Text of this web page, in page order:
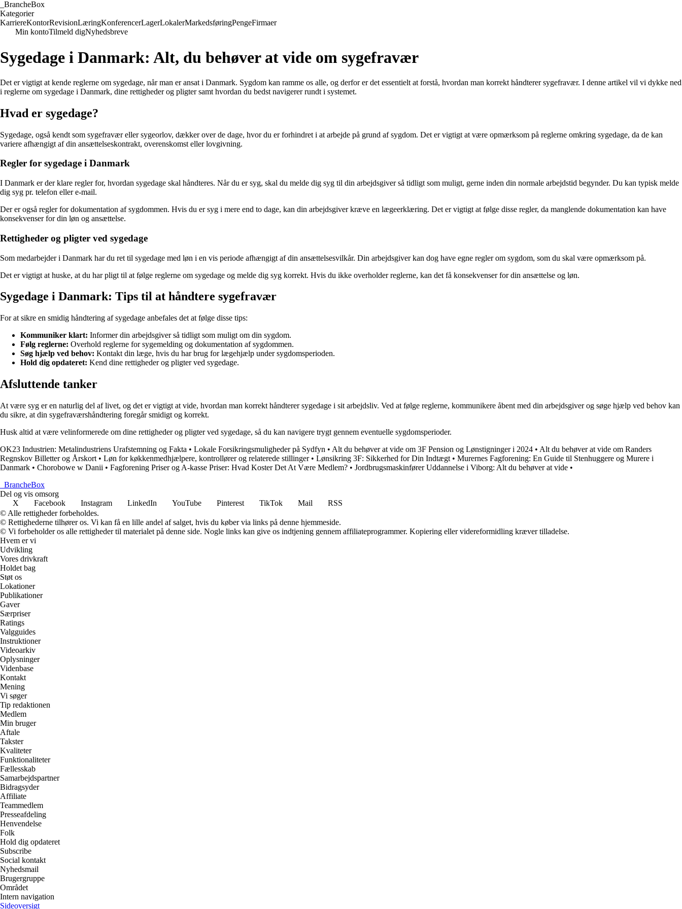
BrancheBox
Kategorier
KarriereKontorRevisionLæringKonferencerLagerLokalerMarkedsføringPengeFirmaer
Min kontoTilmeld digNyhedsbreve
Sygedage i Danmark: Alt, du behøver at vide om sygefravær
Det er vigtigt at kende reglerne om sygedage, når man er ansat i Danmark. Sygdom kan ramme os alle, og derfor er det essentielt at forstå, hvordan man korrekt håndterer sygefravær. I denne artikel vil vi dykke ned
i reglerne om sygedage i Danmark, dine rettigheder og pligter samt hvordan du bedst navigerer rundt i systemet.
Hvad er sygedage?
Sygedage, også kendt som sygefravær eller sygeorlov, dækker over de dage, hvor du er forhindret i at arbejde på grund af sygdom. Det er vigtigt at være opmærksom på reglerne omkring sygedage, da de kan
variere afhængigt af din ansættelseskontrakt, overenskomst eller lovgivning.
Regler for sygedage i Danmark
I Danmark er der klare regler for, hvordan sygedage skal håndteres. Når du er syg, skal du melde dig syg til din arbejdsgiver så tidligt som muligt, gerne inden din normale arbejdstid begynder. Du kan typisk melde
dig syg pr. telefon eller e-mail.
Der er også regler for dokumentation af sygdommen. Hvis du er syg i mere end to dage, kan din arbejdsgiver kræve en lægeerklæring. Det er vigtigt at følge disse regler, da manglende dokumentation kan have
konsekvenser for din løn og ansættelse.
Rettigheder og pligter ved sygedage
Som medarbejder i Danmark har du ret til sygedage med løn i en vis periode afhængigt af din ansættelsesvilkår. Din arbejdsgiver kan dog have egne regler om sygdom, som du skal være opmærksom på.
Det er vigtigt at huske, at du har pligt til at følge reglerne om sygedage og melde dig syg korrekt. Hvis du ikke overholder reglerne, kan det få konsekvenser for din ansættelse og løn.
Sygedage i Danmark: Tips til at håndtere sygefravær
For at sikre en smidig håndtering af sygedage anbefales det at følge disse tips:
Kommuniker klart: Informer din arbejdsgiver så tidligt som muligt om din sygdom.
Følg reglerne: Overhold reglerne for sygemelding og dokumentation af sygdommen.
Søg hjælp ved behov: Kontakt din læge, hvis du har brug for lægehjælp under sygdomsperioden.
Hold dig opdateret: Kend dine rettigheder og pligter ved sygedage.
Afsluttende tanker
At være syg er en naturlig del af livet, og det er vigtigt at vide, hvordan man korrekt håndterer sygedage i sit arbejdsliv. Ved at følge reglerne, kommunikere åbent med din arbejdsgiver og søge hjælp ved behov kan
du sikre, at din sygefraværshåndtering foregår smidigt og korrekt.
Husk altid at være velinformerede om dine rettigheder og pligter ved sygedage, så du kan navigere trygt gennem eventuelle sygdomsperioder.
OK23 Industrien: Metalindustriens Urafstemning og Fakta • Lokale Forsikringsmuligheder på Sydfyn • Alt du behøver at vide om 3F Pension og Lønstigninger i 2024 • Alt du behøver at vide om Randers
Regnskov Billetter og Årskort • Løn for køkkenmedhjælpere, kontrollører og relaterede stillinger• Lønsikring 3F: Sikkerhed for Din Indtægt • Murernes Fagforening: En Guide til Stenhuggere og Murere i
Danmark • Chorobowe w Danii • Fagforening Priser og A-kasse Priser: Hvad Koster Det At Være Medlem? • Jordbrugsmaskinfører Uddannelse i Viborg: Alt du behøver at vide •
BrancheBox
Del og vis omsorg
X
Facebook Instagram LinkedIn YouTube Pinterest TikTok Mail
RSS
© Alle rettigheder forbeholdes.
© Rettighederne tilhører os. Vi kan få en lille andel af salget, hvis du køber via links på denne hjemmeside.
© Vi forbeholder os alle rettigheder til materialet på denne side. Nogle links kan give os indtjening gennem affiliateprogrammer. Kopiering eller videreformidling kræver tilladelse.
Hvem er vi
Udvikling
Vores drivkraft
Holdet bag
Støt os
Lokationer
Publikationer
Gaver
Særpriser
Ratings
Valgguides
Instruktioner
Videoarkiv
Oplysninger
Videnbase
Kontakt
Mening
Vi søger
Tip redaktionen
Medlem
Min bruger
Aftale
Takster
Kvaliteter
Funktionaliteter
Fællesskab
Samarbejdspartner
Bidragsyder
Affiliate
Teammedlem
Presseafdeling
Henvendelse
Folk
Hold dig opdateret
Subscribe
Social kontakt
Nyhedsmail
Brugergruppe
Området
Intern navigation
Sideoversigt